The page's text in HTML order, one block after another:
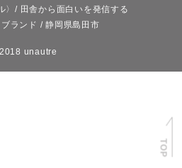
TOP
〉/ 田舎から面白いを発信する
ランド / 静岡県島田市
unautre